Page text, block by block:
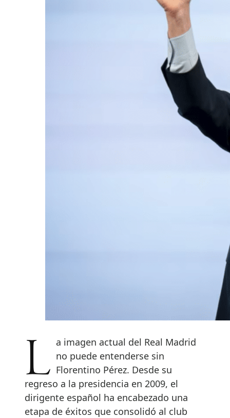
La imagen actual del Real Madrid no puede entenderse sin
Florentino Pérez. Desde su
regreso a la presidencia en 2009, el
dirigente español ha encabezado una
etapa de éxitos que consolidó al club